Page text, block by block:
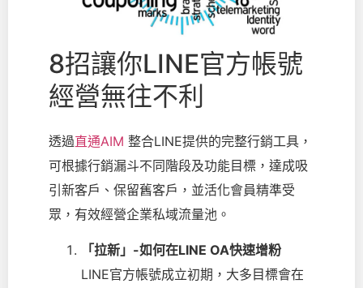
8招讓你LINE官方帳號
經營無往不利
透過直通AIM 整合LINE提供的完整行銷工具，
可根據行銷漏斗不同階段及功能目標，達成吸
引新客戶、保留舊客戶，並活化會員精準受
眾，有效經營企業私域流量池。
「拉新」-如何在LINE OA快速增粉
LINE官方帳號成立初期，大多目標會在